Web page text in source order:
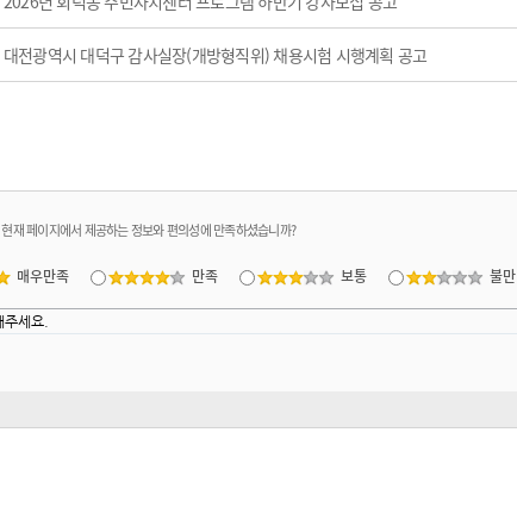
대전광역시 대덕구 감사실장(개방형직위) 채용시험 시행계획 공고
현재 페이지에서 제공하는 정보와 편의성에 만족하셨습니까?
매우만족 만족 보통 불만